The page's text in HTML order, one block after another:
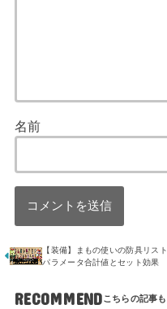
名前
【装備】まもの使いの防具リスト
パラメータ合計値とセット効果
RECOMMEND